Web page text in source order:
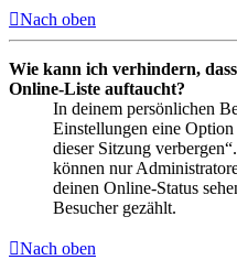
Nach oben
Wie kann ich verhindern,
Online-Liste auftaucht?
In deinem persönlichen
Einstellungen eine
dieser Sitzung
können nur
deinen Online-Status
Besucher gezählt.
Nach oben